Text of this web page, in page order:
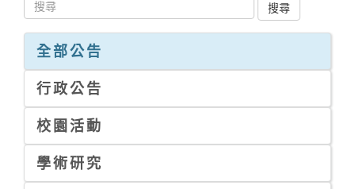
全部公告
行政公告
校園活動
學術研究